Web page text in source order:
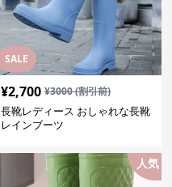
SALE
¥2,700 ¥3000(割引前)
長靴レディース おしゃれな長靴
レインブーツ
人気